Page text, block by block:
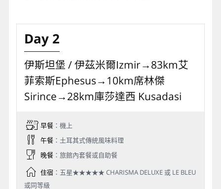
Day 2
伊斯坦堡 / 伊茲米爾Izmir→83km艾
菲索斯Ephesus→10km席林傑
Sirince→28km庫莎達西 Kusadasi
早餐：機上
午餐：土耳其式傳統風味料理
晚餐：旅館內套餐或自助餐
住宿：五星★★★★★ CHARISMA DELUXE 或 LE BLEU
或同等級